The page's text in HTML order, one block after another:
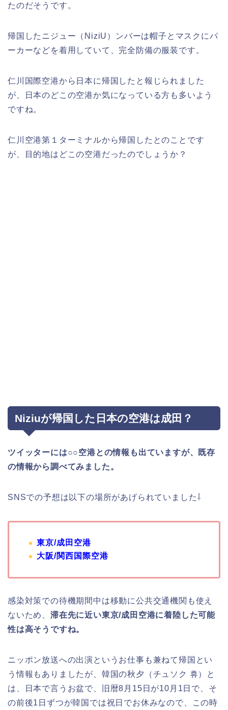
たのだそうです。
帰国したニジュー（NiziU）ンバーは帽子とマスクにパ
ーカーなどを着用していて、完全防備の服装です。
仁川国際空港から日本に帰国したと報じられました
が、日本のどこの空港か気になっている方も多いよう
ですね。
仁川空港第１ターミナルから帰国したとのことです
が、目的地はどこの空港だったのでしょうか？
Niziuが帰国した日本の空港は成田？
ツイッターには○○空港との情報も出ていますが、既存
の情報から調べてみました。
SNSでの予想は以下の場所があげられていました⇩
東京/成田空港
大阪/関西国際空港
感染対策での待機期間中は移動に公共交通機関も使え
ないため、 滞在先に近い東京/成田空港に着陸した可能
性は高そうですね。
ニッポン放送への出演というお仕事も兼ねて帰国とい
う情報もありましたが、韓国の秋夕（チュソク 휴）と
は、日本で言うお盆で、旧暦8月15日が10月1日で、そ
の前後1日ずつが韓国では祝日でお休みなので、この時